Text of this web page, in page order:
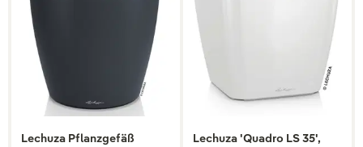
Lechuza Pflanzgefäß
Lechuza 'Quadro LS 35',